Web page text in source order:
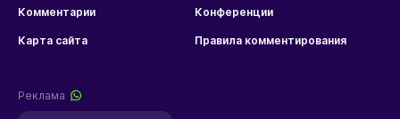
Комментарии Конференции
Карта сайта Правила комментирования
Реклама